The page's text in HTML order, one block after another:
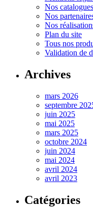
Nos catalogues
Nos
Nos
Plan du site
Tous nos
Validation de
Archives
mars 2026
septembre
juin 2025
mai 2025
mars 2025
octobre 2024
juin 2024
mai 2024
avril 2024
avril 2023
Catégories